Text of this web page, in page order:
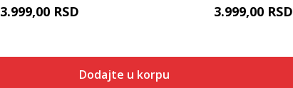
3.999,00 RSD
Dodajte u korpu
3.999,00 RSD